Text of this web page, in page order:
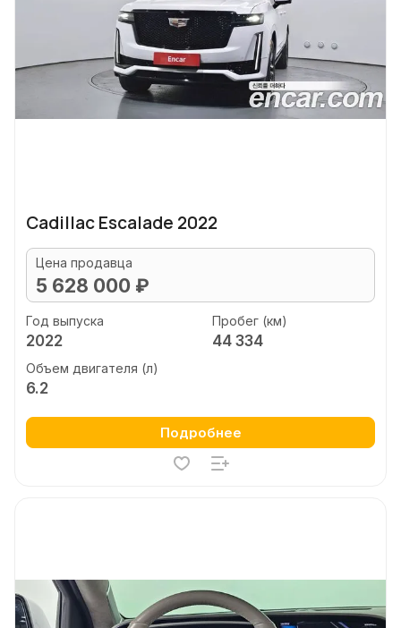
Cadillac Escalade 2022
Цена продавца
5 628 000 ₽
Год выпуска
2022
Пробег (км)
44 334
Объем двигателя (л)
6.2
Подробнее